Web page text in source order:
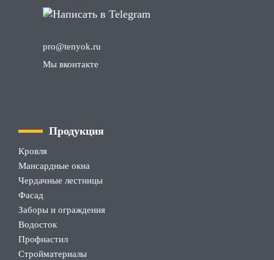
pro@tenyok.ru
Мы вконтакте
Продукция
Кровля
Мансардные окна
Чердачные лестницы
Фасад
Заборы и ограждения
Водосток
Профнастил
Стройматериалы